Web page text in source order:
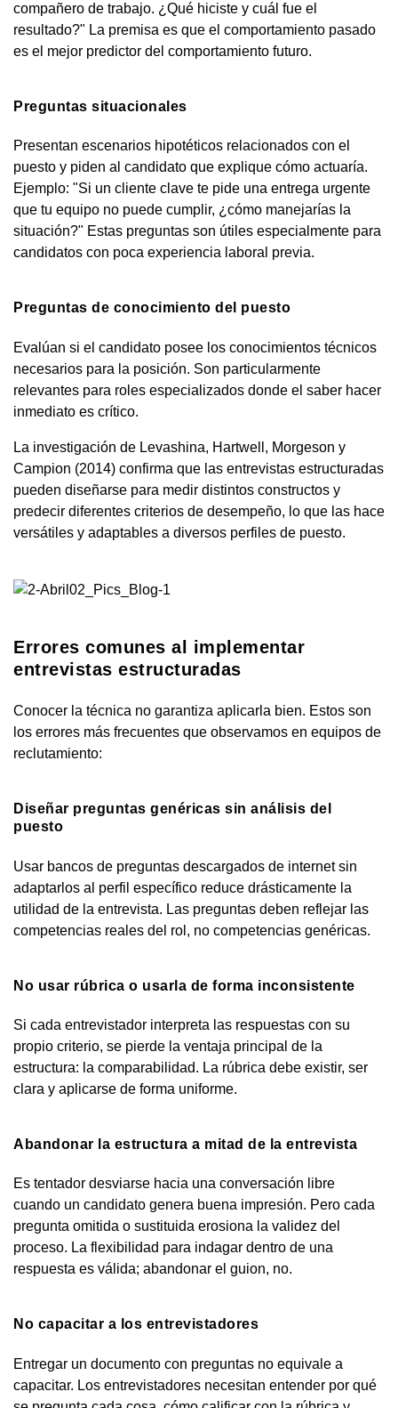
compañero de trabajo. ¿Qué hiciste y cuál fue el
resultado?" La premisa es que el comportamiento pasado
es el mejor predictor del comportamiento futuro.
Preguntas situacionales
Presentan escenarios hipotéticos relacionados con el
puesto y piden al candidato que explique cómo actuaría.
Ejemplo: "Si un cliente clave te pide una entrega urgente
que tu equipo no puede cumplir, ¿cómo manejarías la
situación?" Estas preguntas son útiles especialmente para
candidatos con poca experiencia laboral previa.
Preguntas de conocimiento del puesto
Evalúan si el candidato posee los conocimientos técnicos
necesarios para la posición. Son particularmente
relevantes para roles especializados donde el saber hacer
inmediato es crítico.
La investigación de Levashina, Hartwell, Morgeson y
Campion (2014) confirma que las entrevistas estructuradas
pueden diseñarse para medir distintos constructos y
predecir diferentes criterios de desempeño, lo que las hace
versátiles y adaptables a diversos perfiles de puesto.
Errores comunes al implementar
entrevistas estructuradas
Conocer la técnica no garantiza aplicarla bien. Estos son
los errores más frecuentes que observamos en equipos de
reclutamiento:
Diseñar preguntas genéricas sin análisis del
puesto
Usar bancos de preguntas descargados de internet sin
adaptarlos al perfil específico reduce drásticamente la
utilidad de la entrevista. Las preguntas deben reflejar las
competencias reales del rol, no competencias genéricas.
No usar rúbrica o usarla de forma inconsistente
Si cada entrevistador interpreta las respuestas con su
propio criterio, se pierde la ventaja principal de la
estructura: la comparabilidad. La rúbrica debe existir, ser
clara y aplicarse de forma uniforme.
Abandonar la estructura a mitad de la entrevista
Es tentador desviarse hacia una conversación libre
cuando un candidato genera buena impresión. Pero cada
pregunta omitida o sustituida erosiona la validez del
proceso. La flexibilidad para indagar dentro de una
respuesta es válida; abandonar el guion, no.
No capacitar a los entrevistadores
Entregar un documento con preguntas no equivale a
capacitar. Los entrevistadores necesitan entender por qué